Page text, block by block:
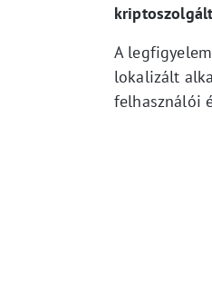
A
lokalizált
felhasználói